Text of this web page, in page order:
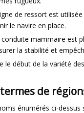
de ressort est
le navire en place.
conduite mammaire est
la stabilité et
le début de la variété
de
énumérés ci-